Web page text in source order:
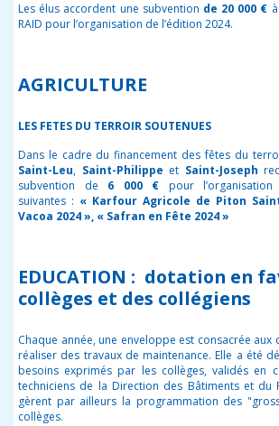
Les élus accordent une subvention de 20 000 €
RAID pour l’organisation de l’édition 2024.
AGRICULTURE
LES FETES DU TERROIR SOUTENUES
Dans le cadre du financement des fêtes du
Saint-Leu, Saint-Philippe et Saint-Joseph
subvention de 6 000 € pour
suivantes : « Karfour Agricole de Piton
Vacoa 2024 », « Safran en Fête 2024 »
EDUCATION : dotation en
collèges et des collégiens
Chaque année, une enveloppe est consacrée
réaliser des travaux de maintenance. Elle a été
besoins exprimés par les collèges, validés en
techniciens de la Direction des Bâtiments et du
gèrent par ailleurs la programmation des
collèges.